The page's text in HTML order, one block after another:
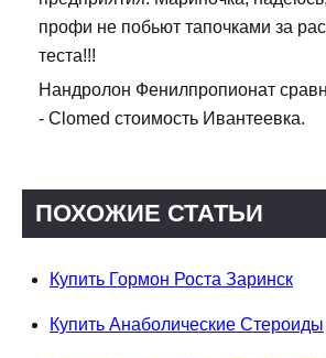
профи не побьют тапочками за
теста!!!
Нандролон Фенилпропионат
- Clomed стоимость Ивантеевка.
ПОХОЖИЕ СТАТЬИ
Купить Гормон Роста Заринск
Купить Анаболические Стероиды